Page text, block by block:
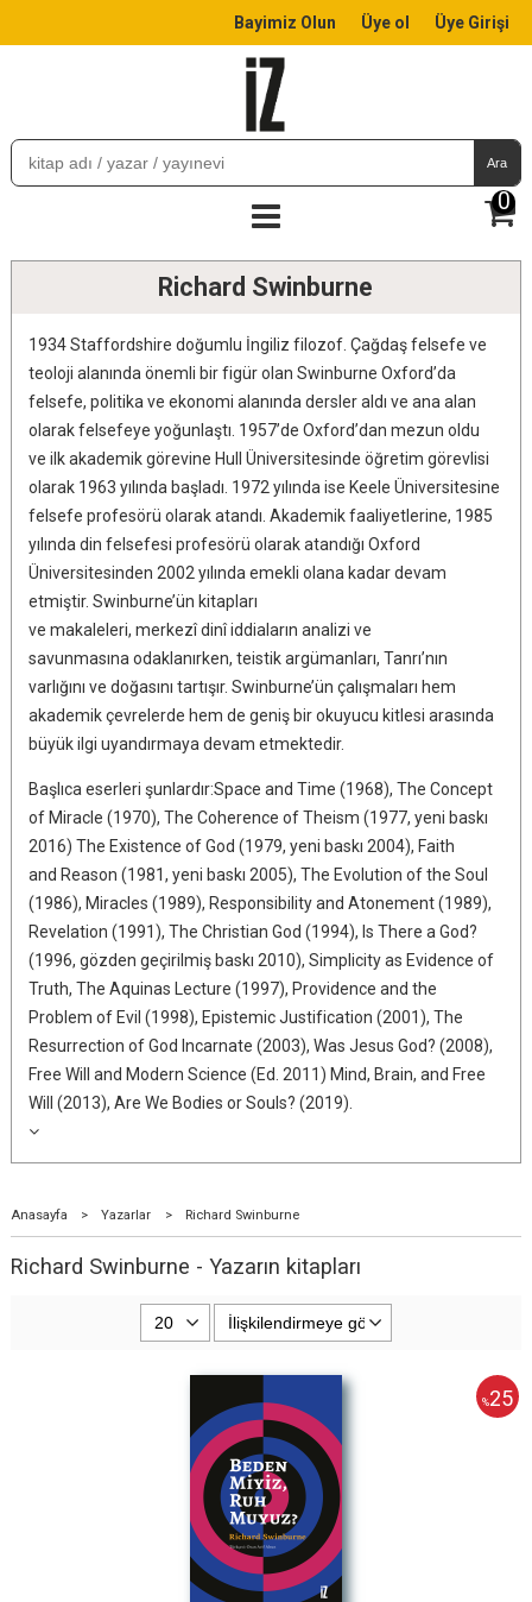
Bayimiz Olun Üye ol Üye Girişi
Ara
0
Richard Swinburne
1934 Staffordshire doğumlu İngiliz filozof. Çağdaş felsefe ve
teoloji alanında önemli bir figür olan Swinburne Oxford’da
felsefe, politika ve ekonomi alanında dersler aldı ve ana alan
olarak felsefeye yoğunlaştı. 1957’de Oxford’dan mezun oldu
ve ilk akademik görevine Hull Üniversitesinde öğretim görevlisi
olarak 1963 yılında başladı. 1972 yılında ise Keele Üniversitesine
felsefe profesörü olarak atandı. Akademik faaliyetlerine, 1985
yılında din felsefesi profesörü olarak atandığı Oxford
Üniversitesinden 2002 yılında emekli olana kadar devam
etmiştir. Swinburne’ün kitapları
ve makaleleri, merkezî dinî iddiaların analizi ve
savunmasına odaklanırken, teistik argümanları, Tanrı’nın
varlığını ve doğasını tartışır. Swinburne’ün çalışmaları hem
akademik çevrelerde hem de geniş bir okuyucu kitlesi arasında
büyük ilgi uyandırmaya devam etmektedir.
Başlıca eserleri şunlardır:Space and Time (1968), The Concept
of Miracle (1970), The Coherence of Theism (1977, yeni baskı
2016) The Existence of God (1979, yeni baskı 2004), Faith
and Reason (1981, yeni baskı 2005), The Evolution of the Soul
(1986), Miracles (1989), Responsibility and Atonement (1989),
Revelation (1991), The Christian God (1994), Is There a God?
(1996, gözden geçirilmiş baskı 2010), Simplicity as Evidence of
Truth, The Aquinas Lecture (1997), Providence and the
Problem of Evil (1998), Epistemic Justification (2001), The
Resurrection of God Incarnate (2003), Was Jesus God? (2008),
Free Will and Modern Science (Ed. 2011) Mind, Brain, and Free
Will (2013), Are We Bodies or Souls? (2019).
Anasayfa > Yazarlar > Richard Swinburne
Richard Swinburne - Yazarın kitapları
%25